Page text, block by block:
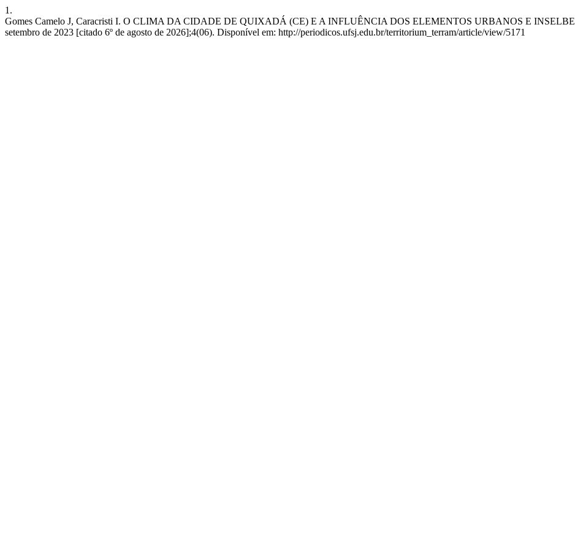
1.
Gomes Camelo J, Caracristi I. O CLIMA DA CIDADE DE QUIXADÁ (CE) E A INFLUÊNCIA DOS ELEMENTOS URBANOS E
setembro de 2023 [citado 6º de agosto de 2026];4(06). Disponível em: http://periodicos.ufsj.edu.br/territorium_terram/article/view/5171